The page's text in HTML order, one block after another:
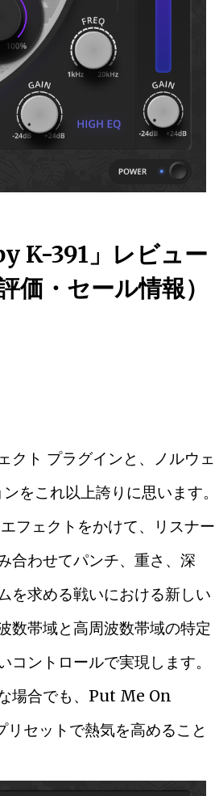
K-391」レビュー
価・セール情報）
クト プラグインと、ノルウェ
をこれ以上誇りに思います。
フェクトをかけて、リスナー
合わせてパンチ、重さ、深
を求める戦いにおける新しい
数帯域と高周波数帯域の特定
ントロールで実現します。
場合でも、Put Me On
セットで熱気を高めること